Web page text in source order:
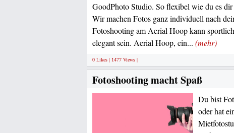
GoodPhoto Studio. So flexibel wie du es
Wir machen Fotos ganz individuell nach
Fotoshooting am Aerial Hoop kann
elegant sein. Aerial Hoop, ein... (mehr)
0 Likes | 1477 Views |
Fotoshooting macht Spaß
Du bist
oder hat